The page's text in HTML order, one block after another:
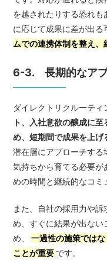
を越されたりする恐れ
に応じて成果に差が出る
ムでの連携体制を整え、
6-3. 長期的なアプ
ダイレクトリクルーティ
ト、入社意欲の醸成に
め、短期間で成果を上げ
潜在層にアプローチする
気持ちから育てる必要が
めの時間と継続的なコミ
また、自社の採用力や
め、すぐに結果が出ない
め、
一過性の施策では
ことが重要 です。